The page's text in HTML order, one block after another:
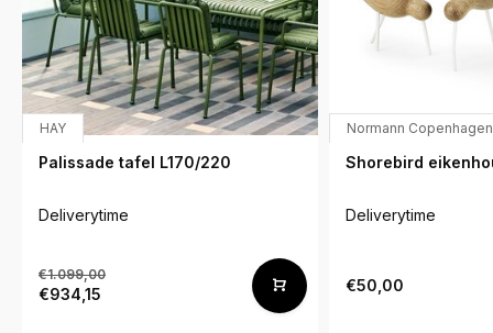
HAY
Palissade tafel L170/220
Deliverytime
€1.099,00
€934,15
Normann Copenhagen
Shorebird
Deliverytime
€50,00